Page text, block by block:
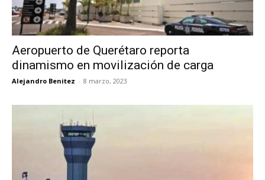
Aeropuerto de Querétaro reporta
dinamismo en movilización de carga
Alejandro Benitez - 8 marzo, 2023